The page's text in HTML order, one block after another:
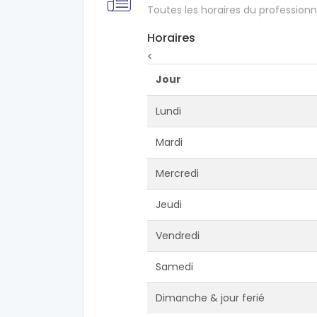
Toutes les horaires du
Horaires
<
Jour
Lundi
Mardi
Mercredi
Jeudi
Vendredi
Samedi
Dimanche & jour ferié